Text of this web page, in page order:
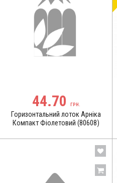
44.70 ГРН.
Горизонтальний лоток Арніка
Компакт Фіолетовий (80608)